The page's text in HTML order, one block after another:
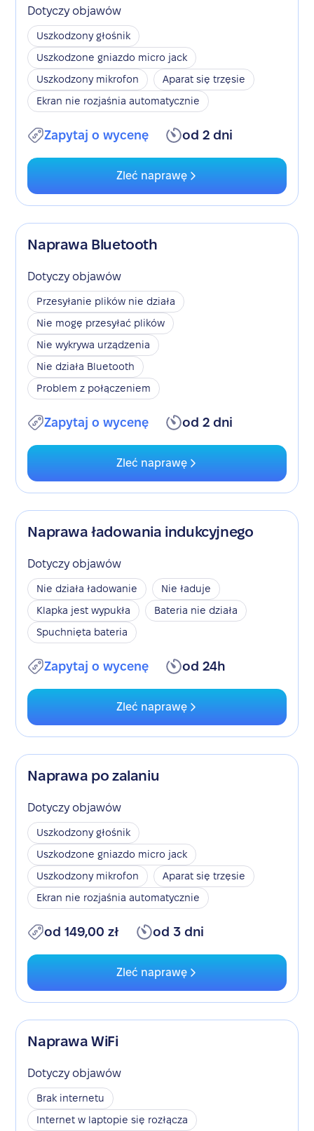
Dotyczy objawów
Uszkodzony głośnik
Uszkodzone gniazdo micro jack
Uszkodzony mikrofon
Aparat się trzęsie
Ekran nie rozjaśnia automatycznie
Zapytaj o wycenę od 2 dni
Zleć naprawę
Naprawa Bluetooth
Dotyczy objawów
Przesyłanie plików nie działa
Nie mogę przesyłać plików
Nie wykrywa urządzenia
Nie działa Bluetooth
Problem z połączeniem
Zapytaj o wycenę od 2 dni
Zleć naprawę
Naprawa ładowania indukcyjnego
Dotyczy objawów
Nie działa ładowanie
Nie ładuje
Klapka jest wypukła
Bateria nie działa
Spuchnięta bateria
Zapytaj o wycenę od 24h
Zleć naprawę
Naprawa po zalaniu
Dotyczy objawów
Uszkodzony głośnik
Uszkodzone gniazdo micro jack
Uszkodzony mikrofon
Aparat się trzęsie
Ekran nie rozjaśnia automatycznie
od 149,00 zł od 3 dni
Zleć naprawę
Naprawa WiFi
Dotyczy objawów
Brak internetu
Internet w laptopie się rozłącza